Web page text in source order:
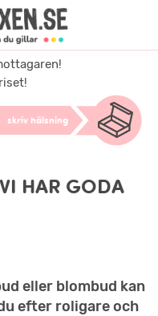
skriv hälsning
HAR GODA
eller blombud kan
efter roligare och